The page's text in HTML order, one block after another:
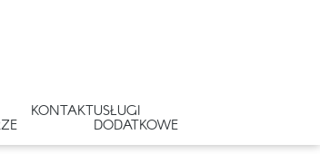
KONTAKTUSŁUGI
DODATKOWE